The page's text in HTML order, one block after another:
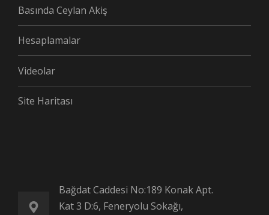
Basında Ceylan Akiş
Hesaplamalar
Videolar
Site Haritası
Bağdat Caddesi No:189 Konak Apt.
Kat 3 D:6, Feneryolu Sokağı,